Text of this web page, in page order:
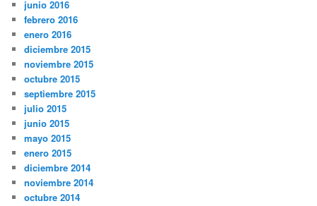
junio 2016
febrero 2016
enero 2016
diciembre 2015
noviembre 2015
octubre 2015
septiembre 2015
julio 2015
junio 2015
mayo 2015
enero 2015
diciembre 2014
noviembre 2014
octubre 2014